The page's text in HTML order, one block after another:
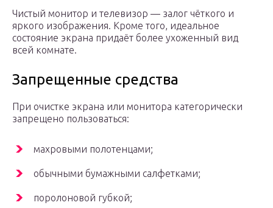
Чистый монитор и телевизор — залог чёткого и
яркого изображения. Кроме того, идеальное
состояние экрана придаёт более ухоженный вид
всей комнате.
Запрещенные средства
При очистке экрана или монитора категорически
запрещено пользоваться:
махровыми полотенцами;
обычными бумажными салфетками;
поролоновой губкой;